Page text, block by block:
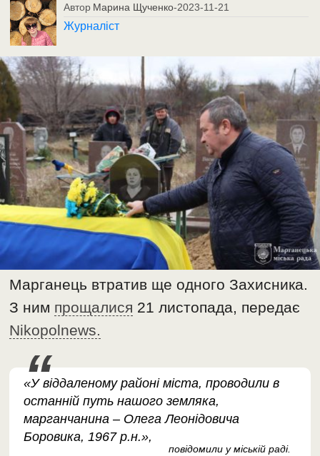
Автор Марина Щученко-2023-11-21
Журналіст
Марганець втратив ще одного Захисника.
З ним прощалися 21 листопада, передає
Nikopolnews.
«У віддаленому районі міста, проводили в
останній путь нашого земляка,
марганчанина – Олега Леонідовича
Боровика, 1967 р.н.»,
повідомили у міській раді.